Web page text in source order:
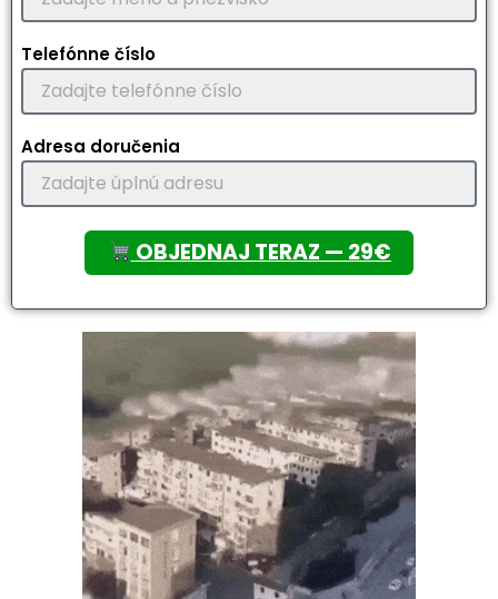
Telefónne číslo
Adresa doručenia
OBJEDNAJ TERAZ — 29€